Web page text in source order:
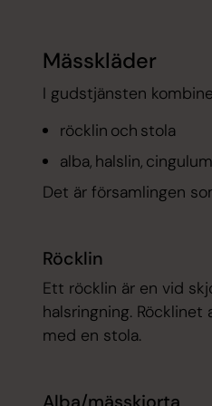
Mässkläder
I gudstjänsten
röcklin och stola
alba, halslin,
Det är församlingen
Röcklin
Ett röcklin är en vid
halsringning.
med en stola.